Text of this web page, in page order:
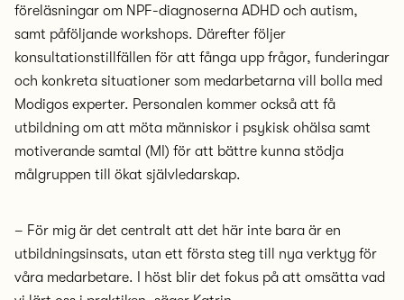
föreläsningar om NPF-diagnoserna ADHD och autism,
samt påföljande workshops. Därefter följer
konsultationstillfällen för att fånga upp frågor, funderingar
och konkreta situationer som medarbetarna vill bolla med
Modigos experter. Personalen kommer också att få
utbildning om att möta människor i psykisk ohälsa samt
motiverande samtal (MI) för att bättre kunna stödja
målgruppen till ökat självledarskap.
– För mig är det centralt att det här inte bara är en
utbildningsinsats, utan ett första steg till nya verktyg för
våra medarbetare. I höst blir det fokus på att omsätta vad